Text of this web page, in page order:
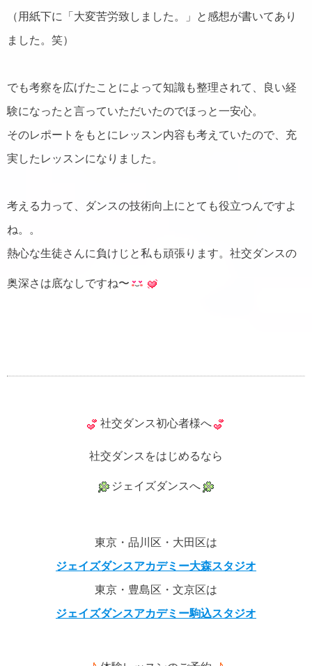
（用紙下に「大変苦労致しました。」と感想が書いてあり
ました。笑）
でも考察を広げたことによって知識も整理されて、良い経
験になったと言っていただいたのでほっと一安心。
そのレポートをもとにレッスン内容も考えていたので、充
実したレッスンになりました。
考える力って、ダンスの技術向上にとても役立つんですよ
ね。。
熱心な生徒さんに負けじと私も頑張ります。社交ダンスの
奥深さは底なしですね〜
社交ダンス初心者様へ
社交ダンスをはじめるなら
ジェイズダンスへ
東京・品川区・大田区は
ジェイズダンスアカデミー大森スタジオ
東京・豊島区・文京区は
ジェイズダンスアカデミー駒込スタジオ